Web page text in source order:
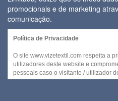
alguns dos seus dados pessoais, a
daqueles dados será efetuada no
Regulamento Geral da sobre a
2016/679 do Parlamento Europeu e
dados pessoais fornecidos.
A entidade responsável pela recolha
promocionais e de marketing
comunicação.
Política de Privacidade
O site www.vizetextil.com respeita a
utilizadores deste website e
pessoais caso o visitante / utilizador
/ ou funcionalidades deste website